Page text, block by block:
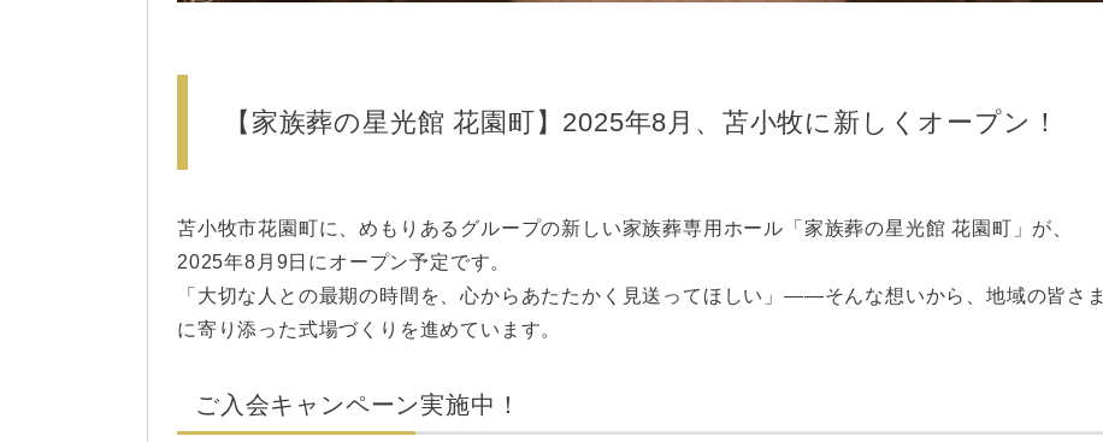
【家族葬の星光館 花園町】2025年8月、苫小牧に新しくオープン！
苫小牧市花園町に、めもりあるグループの新しい家族葬専用ホール「家族葬の星光館 花園町」が、
2025年8月9日にオープン予定です。
「大切な人との最期の時間を、心からあたたかく見送ってほしい」――そんな想いから、地域の皆さま
に寄り添った式場づくりを進めています。
ご入会キャンペーン実施中！